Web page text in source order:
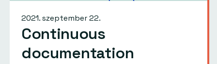
2021. szeptember 22.
Continuous
documentation